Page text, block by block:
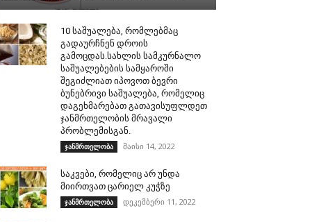
10 საშუალება, რომლებმაც
გადაურჩნენ დროის
გამოცდას.სახლის სამკურნალო
საშუალებების სამყაროში
შეგიძლიათ იპოვოთ ბევრი
ბუნებრივი საშუალება, რომელიც
დაგეხმარებათ გათავისუფლდეთ
ჯანმრთელობის მრავალი
პრობლემისგან.
ჯანმრთელობა მაისი 14, 2022
საკვები, რომელიც არ უნდა
მიირთვათ ცარიელ კუჭზე
ჯანმრთელობა დეკემბერი 11, 2022